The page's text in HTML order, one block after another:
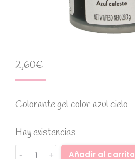
2,60€
Colorante gel color azul cielo
Hay existencias
Colorante
Añadir al carrito